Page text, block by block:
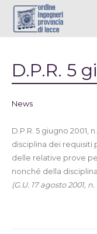
D.P.R. 5
News
D.P.R. 5 giugno 2001,
disciplina dei requisiti
delle relative prove
nonché della
(G.U. 17 agosto 2001,